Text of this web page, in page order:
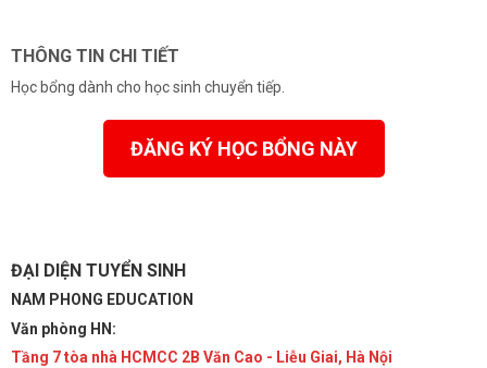
THÔNG TIN CHI TIẾT
Học bổng dành cho học sinh chuyển tiếp.
ĐĂNG KÝ HỌC BỔNG NÀY
ĐẠI DIỆN TUYỂN SINH
NAM PHONG EDUCATION
Văn phòng HN:
Tầng 7 tòa nhà HCMCC 2B Văn Cao - Liễu Giai, Hà Nội